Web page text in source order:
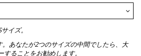
イズ。
あなたが2つのサイズの中間でしたら、大
ることをお勧めします。